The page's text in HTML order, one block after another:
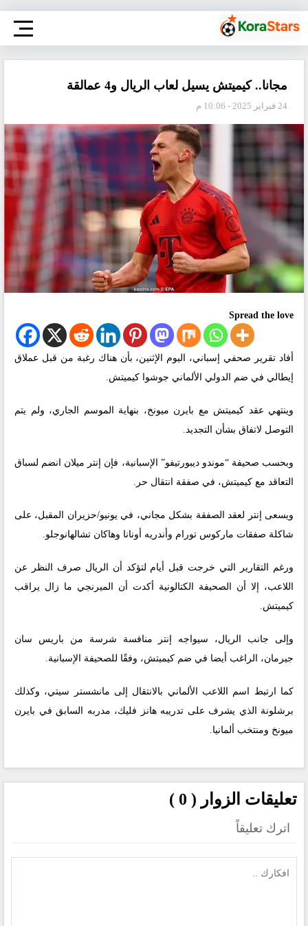
مجانا.. كيميتش يسيل لعاب الريال و4 عمالقة
24 فبراير 2025 - 10:06 م
Spread the love
أفاد تقرير صحفي إسباني، اليوم الإثنين، بأن هناك رغبة من قبل عملاق
إيطالي في ضم الدولي الألماني جوشوا كيميتش.
وينتهي عقد كيميتش مع بايرن ميونخ، بنهاية الموسم الجاري، ولم يتم
التوصل لاتفاق بشأن التجديد.
وبحسب صحيفة “موندو ديبورتيفو” الإسبانية، فإن إنتر ميلان انضم لسباق
التعاقد مع كيميتش، في صفقة انتقال حر.
ويسعى إنتر لعقد الصفقة بشكل مجاني، في يونيو/حزيران المقبل، على
شاكلة صفقات ماركوس تورام وأندريه أونانا وهاكان تشالهانوجلو.
ورغم التقارير التي خرجت قبل أيام لتؤكد أن الريال صرف النظر عن
اللاعب، إلا أن الصحيفة الكتالونية أكدت أن الميرنجي ما زال يراقب
كيميتش.
وإلى جانب الريال، سيواجه إنتر منافسة شرسة من باريس سان
جيرمان، الراغب أيضا في ضم كيميتش، وفقًا للصحيفة الإسبانية.
كما ارتبط اسم اللاعب الألماني بالانتقال إلى مانشستر سيتي، وكذلك
برشلونة الذي يشرف على تدريبه هانز فليك، مدربه السابق في بايرن
ميونخ ومنتخب ألمانيا.
تعليقات الزوار ( 0 )
اترك تعليقاً